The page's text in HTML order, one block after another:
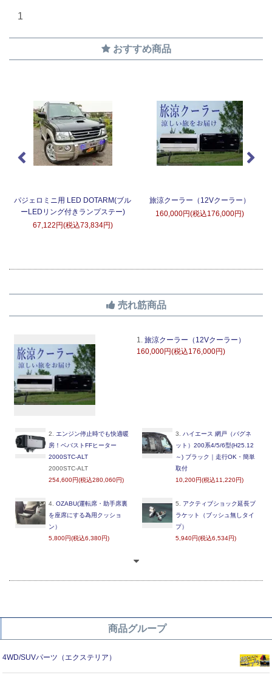
1
おすすめ商品
パジェロミニ用 LED DOTARM(ブル
ーLEDリング付きランプステー)
67,122円(税込73,834円)
旅涼クーラー（12Vクーラー）
160,000円(税込176,000円)
売れ筋商品
1.
旅涼クーラー（12Vクーラー）
160,000円(税込176,000円)
2.
エンジン停止時でも快適暖
房！ベバストFFヒーター
2000STC-ALT
2000STC-ALT
254,600円(税込280,060円)
3.
ハイエース 網戸（バグネ
ット）200系4/5/6型(H25.12
～) ブラック｜走行OK・簡単
取付
10,200円(税込11,220円)
4. OZABU(運転席・助手席裏
を座席にする為用クッショ
ン）
5,800円(税込6,380円)
5.
アクティブショック延長ブ
ラケット（ブッシュ無しタイ
プ）
5,940円(税込6,534円)
商品グループ
4WD/SUVパーツ（エクステリア）